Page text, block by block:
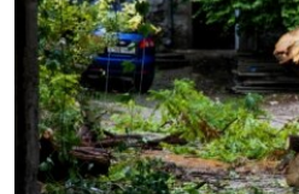
SÜRET
BLOGLAR
FİKİR
Русский